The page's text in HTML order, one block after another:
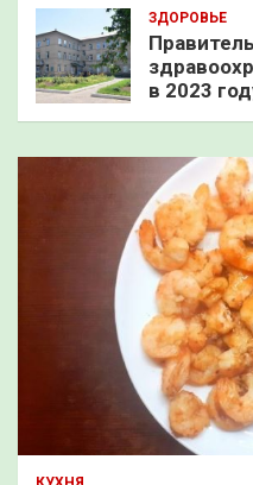
ЗДОРОВЬЕ
в 2023